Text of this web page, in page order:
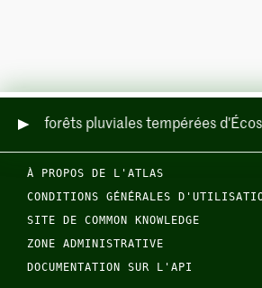
des forêts pluviales tempérées
À PROPOS DE L'ATLAS
CONDITIONS GÉNÉRALES
SITE DE COMMON KNOWLEDGE
ZONE ADMINISTRATIVE
DOCUMENTATION SUR L'API